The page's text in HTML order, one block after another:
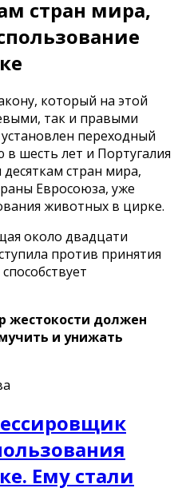
стран мира,
который на этой
так и правыми
переходный
шесть лет и Португалия
стран мира,
Евросоюза, уже
животных в цирке.
около двадцати
против принятия
жестокости должен
и унижать
Ему стали